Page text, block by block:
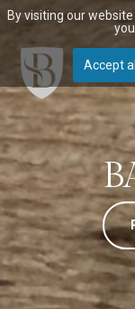
By visiting our
Accept all